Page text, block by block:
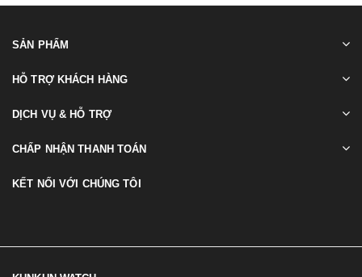
SẢN PHẨM
HỖ TRỢ KHÁCH HÀNG
DỊCH VỤ & HỖ TRỢ
CHẤP NHẬN THANH TOÁN
KẾT NỐI VỚI CHÚNG TÔI